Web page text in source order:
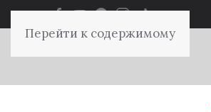
Перейти к содержимому